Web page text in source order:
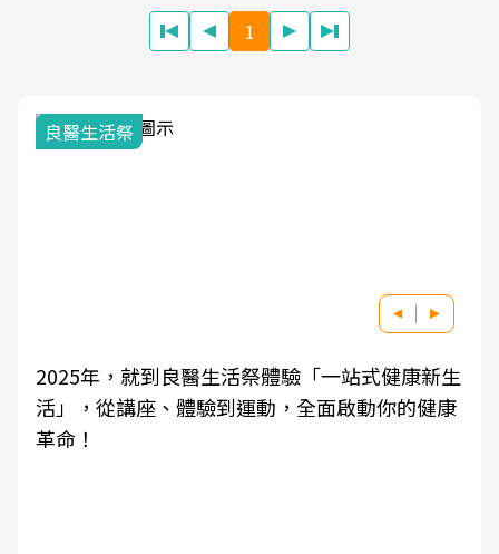
1
良醫生活祭
2025年，就到良醫生活祭體驗「一站式健康新生
活」，從講座、體驗到運動，全面啟動你的健康
革命！